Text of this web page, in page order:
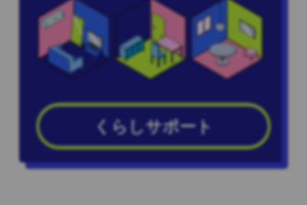
くらしサポート